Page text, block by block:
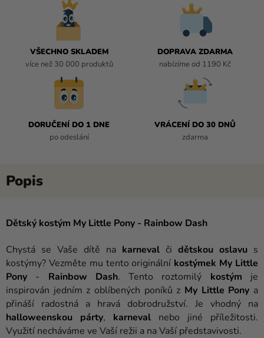
VŠECHNO SKLADEM
více než 30 000 produktů
DOPRAVA ZDARMA
nabízíme od 1190 Kč
DORUČENÍ DO 1 DNE
po odeslání
VRÁCENÍ DO 30 DNŮ
zdarma
Dětský kostým My Little Pony - Rainbow Dash
Chystá se Vaše dítě na karneval či dětskou oslavu s
kostýmy? Vezměte mu tento originální kostýmek My Little
Pony - Rainbow Dash. Tento roztomilý kostým
je
inspirován jedním z oblíbených poníků z My Little Pony a
přináší radostná a hravá dobrodružství. Je vhodný na
halloweenskou párty, karneval
nebo jiné příležitosti.
Využití necháváme ve Vaší režii a na Vaší představivosti.